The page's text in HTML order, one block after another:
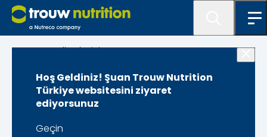
Hoş Geldiniz! Şuan Trouw Nutrition
Türkiye websitesini ziyaret
ediyorsunuz
Geçin
Program listeleyici
Maxcare Beef